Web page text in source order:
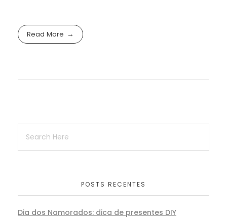
Read More
POSTS RECENTES
Dia dos Namorados: dica de presentes DIY